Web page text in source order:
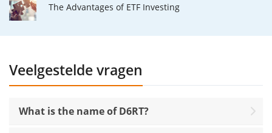
The Advantages of ETF Investing
Veelgestelde vragen
What is the name of D6RT?